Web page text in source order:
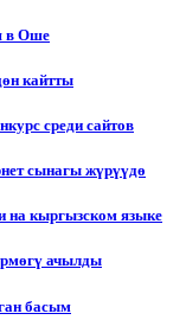
в Оше
кайтты
среди сайтов
сынагы жүрүүдө
на кыргызском языке
ачылды
басым